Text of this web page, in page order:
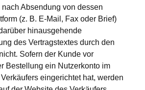
Absendung von dessen
(z. B. E-Mail, Fax oder Brief)
hinausgehende
des Vertragstextes durch den
Sofern der Kunde vor
Bestellung ein Nutzerkonto im
eingerichtet hat, werden